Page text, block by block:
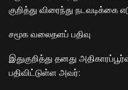
குறித்து விரைந்து நடவடிக்கை
​சமூக வலைதளப் பதிவு
​இதுகுறித்து தனது
பதிவிட்டுள்ள அவர்: